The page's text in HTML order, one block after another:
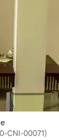
CNI-00071)